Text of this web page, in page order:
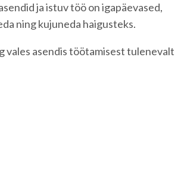
ja istuv töö on igapäevased,
ning kujuneda haigusteks.
vales asendis töötamisest tulenevalt